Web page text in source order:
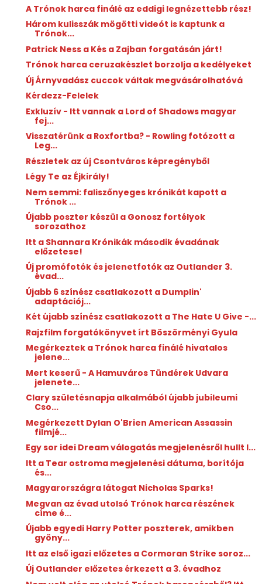
A Trónok harca finálé az eddigi legnézettebb rész!
Három kulisszák mögötti videót is kaptunk a
Trónok...
Patrick Ness a Kés a Zajban forgatásán járt!
Trónok harca ceruzakészlet borzolja a kedélyeket
Új Árnyvadász cuccok váltak megvásárolhatóvá
Kérdezz-Felelek
Exkluzív - Itt vannak a Lord of Shadows magyar
fej...
Visszatérünk a Roxfortba? - Rowling fotózott a
Leg...
Részletek az új Csontváros képregényből
Légy Te az Éjkirály!
Nem semmi: faliszőnyeges krónikát kapott a
Trónok ...
Újabb poszter készül a Gonosz fortélyok
sorozathoz
Itt a Shannara Krónikák második évadának
előzetese!
Új promófotók és jelenetfotók az Outlander 3.
évad...
Újabb 6 színész csatlakozott a Dumplin'
adaptációj...
Két újabb színész csatlakozott a The Hate U Give -...
Rajzfilm forgatókönyvet írt Böszörményi Gyula
Megérkeztek a Trónok harca finálé hivatalos
jelene...
Mert keserű - A Hamuváros Tündérek Udvara
jelenete...
Clary születésnapja alkalmából újabb jubileumi
Cso...
Megérkezett Dylan O'Brien American Assassin
filmjé...
Egy sor idei Dream válogatás megjelenésről hullt l...
Itt a Tear ostroma megjelenési dátuma, borítója
és...
Magyarországra látogat Nicholas Sparks!
Megvan az évad utolsó Trónok harca részének
címe é...
Újabb egyedi Harry Potter poszterek, amikben
gyöny...
Itt az első igazi előzetes a Cormoran Strike soroz...
Új Outlander előzetes érkezett a 3. évadhoz